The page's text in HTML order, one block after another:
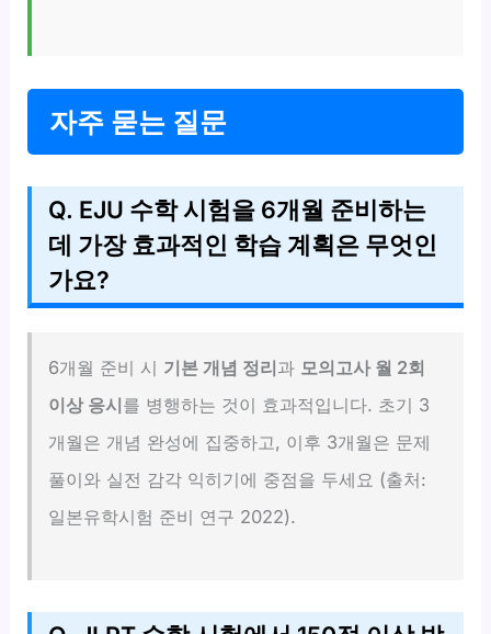
자주 묻는 질문
Q. EJU 수학 시험을 6개월 준비하는
데 가장 효과적인 학습 계획은 무엇인
가요?
6개월 준비 시 기본 개념 정리과 모의고사 월 2회
이상 응시를 병행하는 것이 효과적입니다. 초기 3
개월은 개념 완성에 집중하고, 이후 3개월은 문제
풀이와 실전 감각 익히기에 중점을 두세요 (출처:
일본유학시험 준비 연구 2022).